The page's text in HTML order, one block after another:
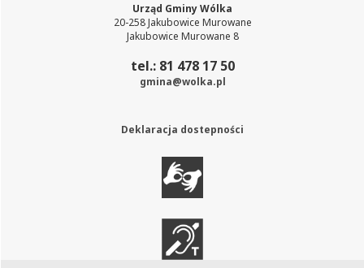
Urząd Gminy Wólka
20-258 Jakubowice Murowane
Jakubowice Murowane 8
tel.: 81 478 17 50
gmina@wolka.pl
Deklaracja dostepności